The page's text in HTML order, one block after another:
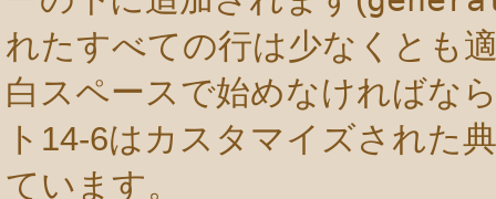
れたすべての行は少なくとも
白スペースで始めなければな
ト14-6はカスタマイズされた
ています。